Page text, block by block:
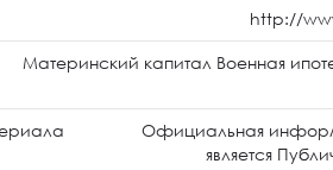
http://
Материнский капитал Военная
Официальная
является